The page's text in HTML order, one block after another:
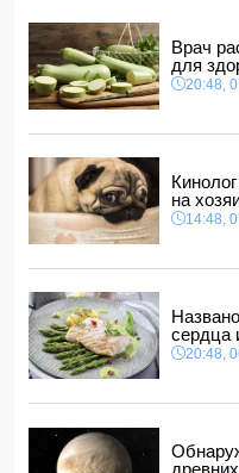
дипломатами
14:00, 07.08.2026
Прогноз погоды в
12:48, 07.08.2026
В Азербайджане ищут
12:40, 07.08.2026
Врач
для
20:48,
на
14:48,
сердца
20:48,